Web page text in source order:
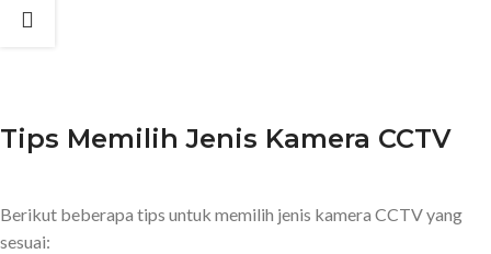
Tips Memilih Jenis Kamera CCTV
Berikut beberapa tips untuk memilih jenis kamera CCTV yang
sesuai: